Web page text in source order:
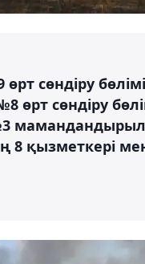
сөндіру
сөндіру
8 қызметкері